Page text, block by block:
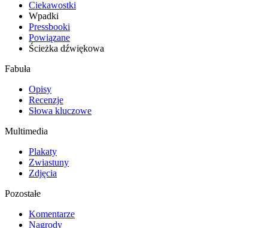
Ciekawostki
Wpadki
Pressbooki
Powiązane
Ścieżka dźwiękowa
Fabuła
Opisy
Recenzje
Słowa kluczowe
Multimedia
Plakaty
Zwiastuny
Zdjęcia
Pozostałe
Komentarze
Nagrody